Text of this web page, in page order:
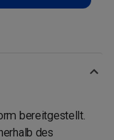
bereitgestellt.
des